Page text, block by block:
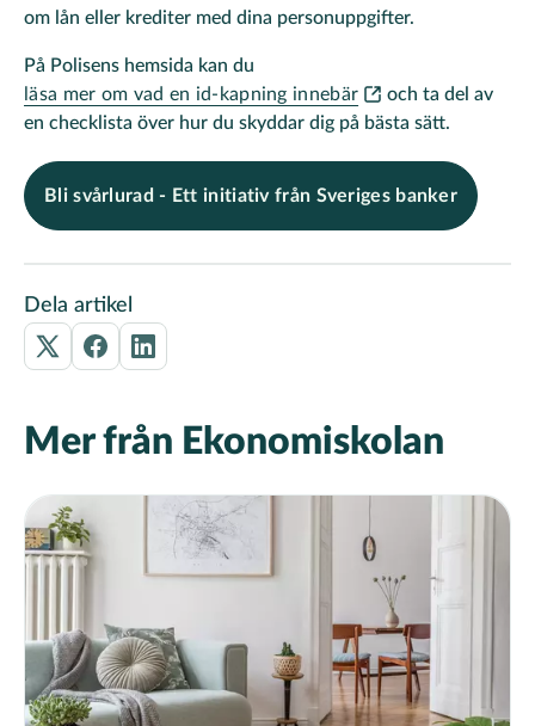
om lån eller krediter med dina personuppgifter.
På Polisens hemsida kan du
läsa mer om vad en id-kapning innebär
och ta del av
en checklista över hur du skyddar dig på bästa sätt.
Bli svårlurad - Ett initiativ från Sveriges banker
Dela artikel
Mer från Ekonomiskolan